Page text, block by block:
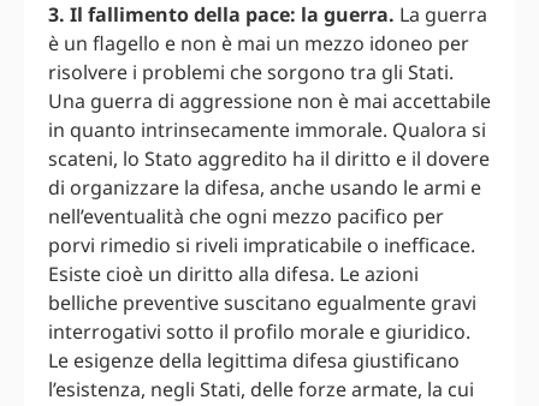
3. Il fallimento della pace: la guerra. La guerra
è un flagello e non è mai un mezzo idoneo per
risolvere i problemi che sorgono tra gli Stati.
Una guerra di aggressione non è mai accettabile
in quanto intrinsecamente immorale. Qualora si
scateni, lo Stato aggredito ha il diritto e il dovere
di organizzare la difesa, anche usando le armi e
nell’eventualità che ogni mezzo pacifico per
porvi rimedio si riveli impraticabile o inefficace.
Esiste cioè un diritto alla difesa. Le azioni
belliche preventive suscitano egualmente gravi
interrogativi sotto il profilo morale e giuridico.
Le esigenze della legittima difesa giustificano
l’esistenza, negli Stati, delle forze armate, la cui